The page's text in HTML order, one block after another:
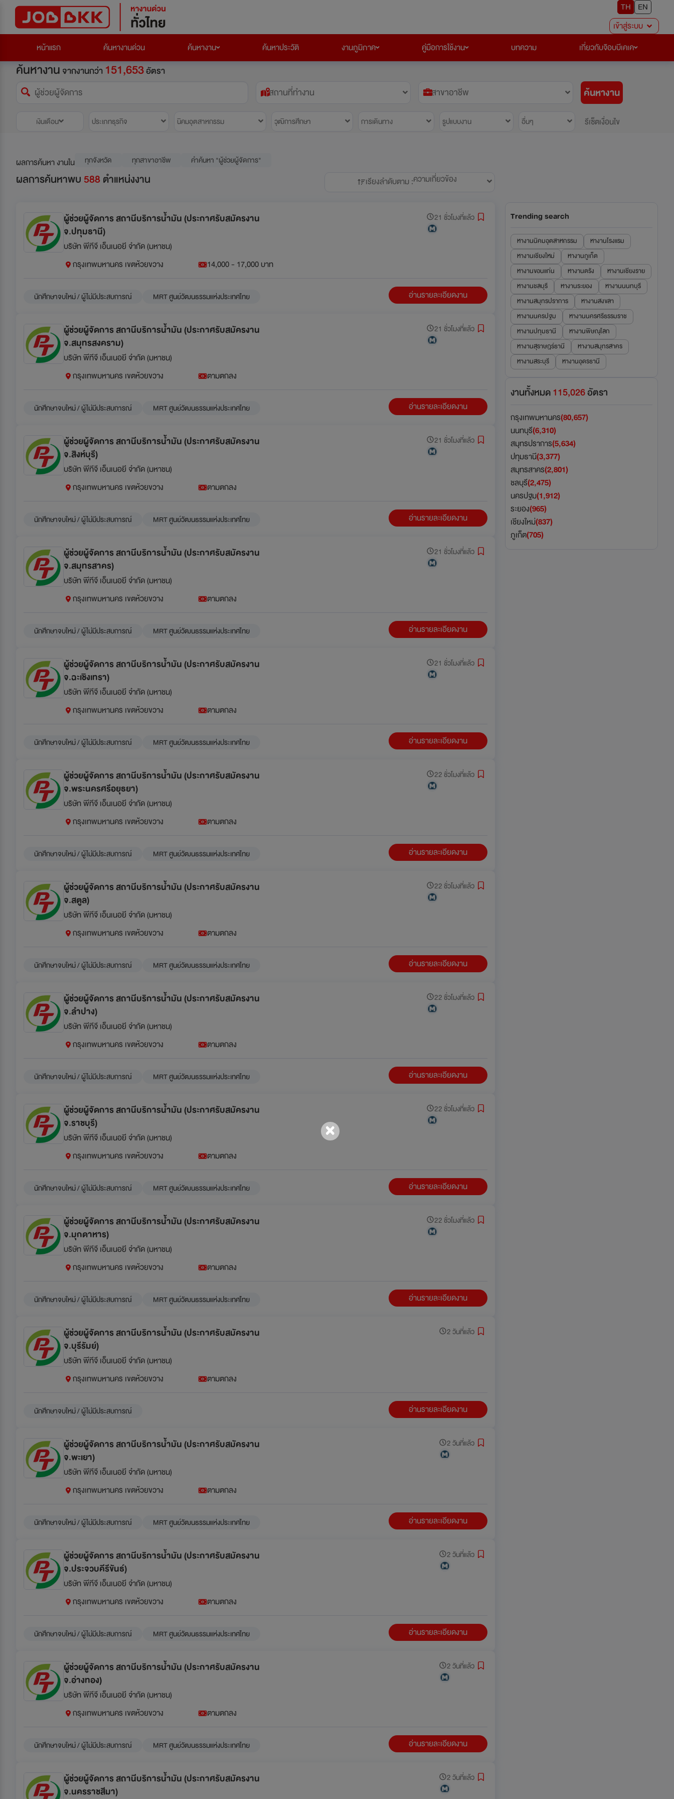
TH
EN
เข้าสู่ระบบ
หน้าแรก
ค้นหางานด่วน ค้นหางาน ค้นหาประวัติ งานภูมิภาค คู่มือการใช้งาน บทความ เกี่ยวกับจ๊อบบีเคเค
ค้นหางาน จากงานกว่า 151,653อัตรา
สถานที่ทำงาน
สาขาอาชีพ ค้นหางาน
เงินเดือน ประเภทธุรกิจ นิคมอุตสาหกรรม วุฒิการศึกษา การเดินทาง รูปแบบงาน อื่นๆ รีเซ็ตเงื่อนไข
ผลการค้นหา งานใน ทุกจังหวัด ทุกสาขาอาชีพ คำค้นหา "ผู้ช่วยผู้จัดการ"
ผลการค้นหาพบ 588ตำแหน่งงาน เรียงลำดับตาม :ความเกี่ยวข้อง
ผู้ช่วยผู้จัดการ สถานีบริการน้ำมัน (ประกาศรับสมัครงาน
จ.ปทุมธานี)
บริษัท พีทีจี เอ็นเนอยี จำกัด (มหาชน)
21 ชั่วโมงที่แล้ว
กรุงเทพมหานคร เขตห้วยขวาง 14,000 - 17,000 บาท
นักศึกษาจบใหม่ / ผู้ไม่มีประสบการณ์ MRT ศูนย์วัฒนธรรมแห่งประเทศไทย อ่านรายละเอียดงาน
ผู้ช่วยผู้จัดการ สถานีบริการน้ำมัน (ประกาศรับสมัครงาน
จ.สมุทรสงคราม)
บริษัท พีทีจี เอ็นเนอยี จำกัด (มหาชน)
21 ชั่วโมงที่แล้ว
กรุงเทพมหานคร เขตห้วยขวาง ตามตกลง
นักศึกษาจบใหม่ / ผู้ไม่มีประสบการณ์ MRT ศูนย์วัฒนธรรมแห่งประเทศไทย อ่านรายละเอียดงาน
ผู้ช่วยผู้จัดการ สถานีบริการน้ำมัน (ประกาศรับสมัครงาน
จ.สิงห์บุรี)
บริษัท พีทีจี เอ็นเนอยี จำกัด (มหาชน)
21 ชั่วโมงที่แล้ว
กรุงเทพมหานคร เขตห้วยขวาง ตามตกลง
นักศึกษาจบใหม่ / ผู้ไม่มีประสบการณ์ MRT ศูนย์วัฒนธรรมแห่งประเทศไทย อ่านรายละเอียดงาน
ผู้ช่วยผู้จัดการ สถานีบริการน้ำมัน (ประกาศรับสมัครงาน
จ.สมุทรสาคร)
บริษัท พีทีจี เอ็นเนอยี จำกัด (มหาชน)
21 ชั่วโมงที่แล้ว
กรุงเทพมหานคร เขตห้วยขวาง ตามตกลง
นักศึกษาจบใหม่ / ผู้ไม่มีประสบการณ์ MRT ศูนย์วัฒนธรรมแห่งประเทศไทย อ่านรายละเอียดงาน
ผู้ช่วยผู้จัดการ สถานีบริการน้ำมัน (ประกาศรับสมัครงาน
จ.ฉะเชิงเทรา)
บริษัท พีทีจี เอ็นเนอยี จำกัด (มหาชน)
21 ชั่วโมงที่แล้ว
กรุงเทพมหานคร เขตห้วยขวาง ตามตกลง
นักศึกษาจบใหม่ / ผู้ไม่มีประสบการณ์ MRT ศูนย์วัฒนธรรมแห่งประเทศไทย อ่านรายละเอียดงาน
ผู้ช่วยผู้จัดการ สถานีบริการน้ำมัน (ประกาศรับสมัครงาน
จ.พระนครศรีอยุธยา)
บริษัท พีทีจี เอ็นเนอยี จำกัด (มหาชน)
22 ชั่วโมงที่แล้ว
กรุงเทพมหานคร เขตห้วยขวาง ตามตกลง
นักศึกษาจบใหม่ / ผู้ไม่มีประสบการณ์ MRT ศูนย์วัฒนธรรมแห่งประเทศไทย อ่านรายละเอียดงาน
ผู้ช่วยผู้จัดการ สถานีบริการน้ำมัน (ประกาศรับสมัครงาน
จ.สตูล)
บริษัท พีทีจี เอ็นเนอยี จำกัด (มหาชน)
22 ชั่วโมงที่แล้ว
กรุงเทพมหานคร เขตห้วยขวาง ตามตกลง
นักศึกษาจบใหม่ / ผู้ไม่มีประสบการณ์ MRT ศูนย์วัฒนธรรมแห่งประเทศไทย อ่านรายละเอียดงาน
ผู้ช่วยผู้จัดการ สถานีบริการน้ำมัน (ประกาศรับสมัครงาน
จ.ลำปาง)
บริษัท พีทีจี เอ็นเนอยี จำกัด (มหาชน)
22 ชั่วโมงที่แล้ว
กรุงเทพมหานคร เขตห้วยขวาง ตามตกลง
นักศึกษาจบใหม่ / ผู้ไม่มีประสบการณ์ MRT ศูนย์วัฒนธรรมแห่งประเทศไทย อ่านรายละเอียดงาน
ผู้ช่วยผู้จัดการ สถานีบริการน้ำมัน (ประกาศรับสมัครงาน
จ.ราชบุรี)
บริษัท พีทีจี เอ็นเนอยี จำกัด (มหาชน)
22 ชั่วโมงที่แล้ว
กรุงเทพมหานคร เขตห้วยขวาง ตามตกลง
นักศึกษาจบใหม่ / ผู้ไม่มีประสบการณ์ MRT ศูนย์วัฒนธรรมแห่งประเทศไทย อ่านรายละเอียดงาน
ผู้ช่วยผู้จัดการ สถานีบริการน้ำมัน (ประกาศรับสมัครงาน
จ.มุกดาหาร)
บริษัท พีทีจี เอ็นเนอยี จำกัด (มหาชน)
22 ชั่วโมงที่แล้ว
กรุงเทพมหานคร เขตห้วยขวาง ตามตกลง
นักศึกษาจบใหม่ / ผู้ไม่มีประสบการณ์ MRT ศูนย์วัฒนธรรมแห่งประเทศไทย อ่านรายละเอียดงาน
ผู้ช่วยผู้จัดการ สถานีบริการน้ำมัน (ประกาศรับสมัครงาน
จ.บุรีรัมย์)
บริษัท พีทีจี เอ็นเนอยี จำกัด (มหาชน)
2 วันที่แล้ว
กรุงเทพมหานคร เขตห้วยขวาง ตามตกลง
นักศึกษาจบใหม่ / ผู้ไม่มีประสบการณ์ อ่านรายละเอียดงาน
ผู้ช่วยผู้จัดการ สถานีบริการน้ำมัน (ประกาศรับสมัครงาน
จ.พะเยา)
บริษัท พีทีจี เอ็นเนอยี จำกัด (มหาชน)
2 วันที่แล้ว
กรุงเทพมหานคร เขตห้วยขวาง ตามตกลง
นักศึกษาจบใหม่ / ผู้ไม่มีประสบการณ์ MRT ศูนย์วัฒนธรรมแห่งประเทศไทย อ่านรายละเอียดงาน
ผู้ช่วยผู้จัดการ สถานีบริการน้ำมัน (ประกาศรับสมัครงาน
จ.ประจวบคีรีขันธ์)
บริษัท พีทีจี เอ็นเนอยี จำกัด (มหาชน)
2 วันที่แล้ว
กรุงเทพมหานคร เขตห้วยขวาง ตามตกลง
นักศึกษาจบใหม่ / ผู้ไม่มีประสบการณ์ MRT ศูนย์วัฒนธรรมแห่งประเทศไทย อ่านรายละเอียดงาน
ผู้ช่วยผู้จัดการ สถานีบริการน้ำมัน (ประกาศรับสมัครงาน
จ.อ่างทอง)
บริษัท พีทีจี เอ็นเนอยี จำกัด (มหาชน)
2 วันที่แล้ว
กรุงเทพมหานคร เขตห้วยขวาง ตามตกลง
นักศึกษาจบใหม่ / ผู้ไม่มีประสบการณ์ MRT ศูนย์วัฒนธรรมแห่งประเทศไทย อ่านรายละเอียดงาน
ผู้ช่วยผู้จัดการ สถานีบริการน้ำมัน (ประกาศรับสมัครงาน
จ.นครราชสีมา)
2 วันที่แล้ว
Trending search
หางานนิคมอุตสาหกรรม
หางานโรงแรม
หางานเชียงใหม่
หางานภูเก็ต
หางานขอนแก่น
หางานตรัง
หางานเชียงราย
หางานชลบุรี
หางานระยอง
หางานนนทบุรี
หางานสมุทรปราการ
หางานสงขลา
หางานนครปฐม
หางานนครศรีธรรมราช
หางานปทุมธานี
หางานพิษณุโลก
หางานสุราษฎร์ธานี
หางานสมุทรสาคร
หางานสระบุรี
หางานอุดรธานี
งานทั้งหมด115,026อัตรา
กรุงเทพมหานคร(80,657)
นนทบุรี(6,310)
สมุทรปราการ(5,634)
ปทุมธานี(3,377)
สมุทรสาคร(2,801)
ชลบุรี(2,475)
นครปฐม(1,912)
ระยอง(965)
เชียงใหม่(837)
ภูเก็ต(705)